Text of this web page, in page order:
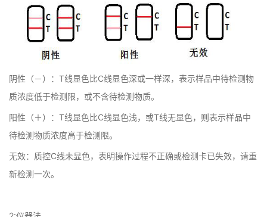
阴性（－）：T线显色比C线显色深或一样深，表示样品中待检测物
质浓度低于检测限，或不含待检测物质。
阳性（＋）：T线显色比C线显色浅，或T线无显色，则表示样品中
待检测物质浓度高于检测限。
无效：质控C线未显色，表明操作过程不正确或检测卡已失效，请重
新检测一次。